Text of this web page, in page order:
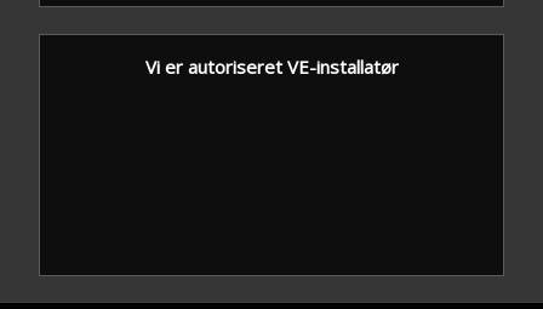
Vi er autoriseret VE-installatør